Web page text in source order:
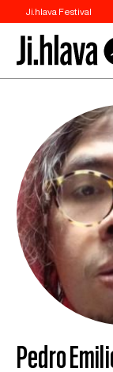
Ji.hlava Festival
Pedro